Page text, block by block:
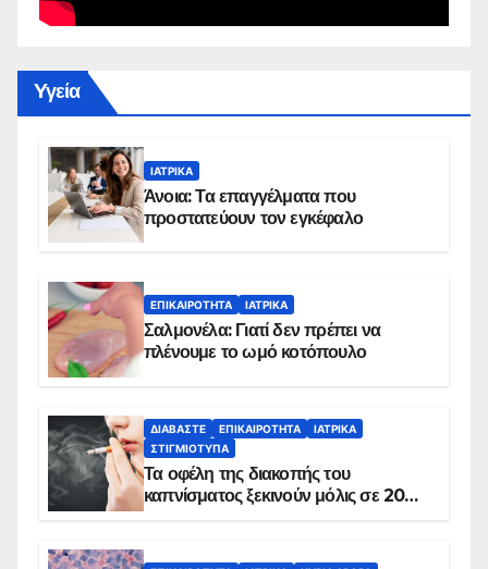
Yγεία
ΙΑΤΡΙΚΆ
Άνοια: Τα επαγγέλματα που
προστατεύουν τον εγκέφαλο
ΕΠΙΚΑΙΡΌΤΗΤΑ ΙΑΤΡΙΚΆ
Σαλμονέλα: Γιατί δεν πρέπει να
πλένουμε το ωμό κοτόπουλο
ΔΙΑΒΆΣΤΕ ΕΠΙΚΑΙΡΌΤΗΤΑ
ΙΑΤΡΙΚΆ
ΣΤΙΓΜΙΌΤΥΠΑ
Τα οφέλη της διακοπής του
καπνίσματος ξεκινούν μόλις σε 20